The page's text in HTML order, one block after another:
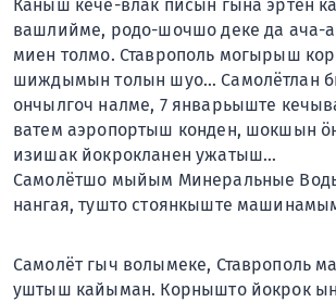
Каныш кече-влак писын гына эртен
вашлийме, родо-шочшо деке да ача-
миен толмо. Ставрополь могырыш
шиждымын толын шуо… Самолётлан
ончылгоч налме, 7 январьыште
ватем аэропортыш конден, шокшын
изишак йокрокланен ужатыш…
Самолётшо мыйым Минеральные
нангая, тушто стоянкыште
Самолёт гыч волымеке, Ставрополь
уштыш кайыман. Корнышто йокрок